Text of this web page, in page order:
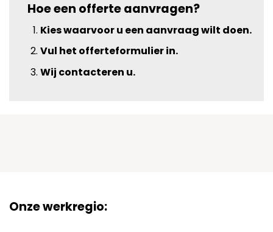
Hoe een offerte aanvragen?
Kies waarvoor u een aanvraag wilt doen.
Vul het offerteformulier in.
Wij contacteren u.
Onze werkregio: